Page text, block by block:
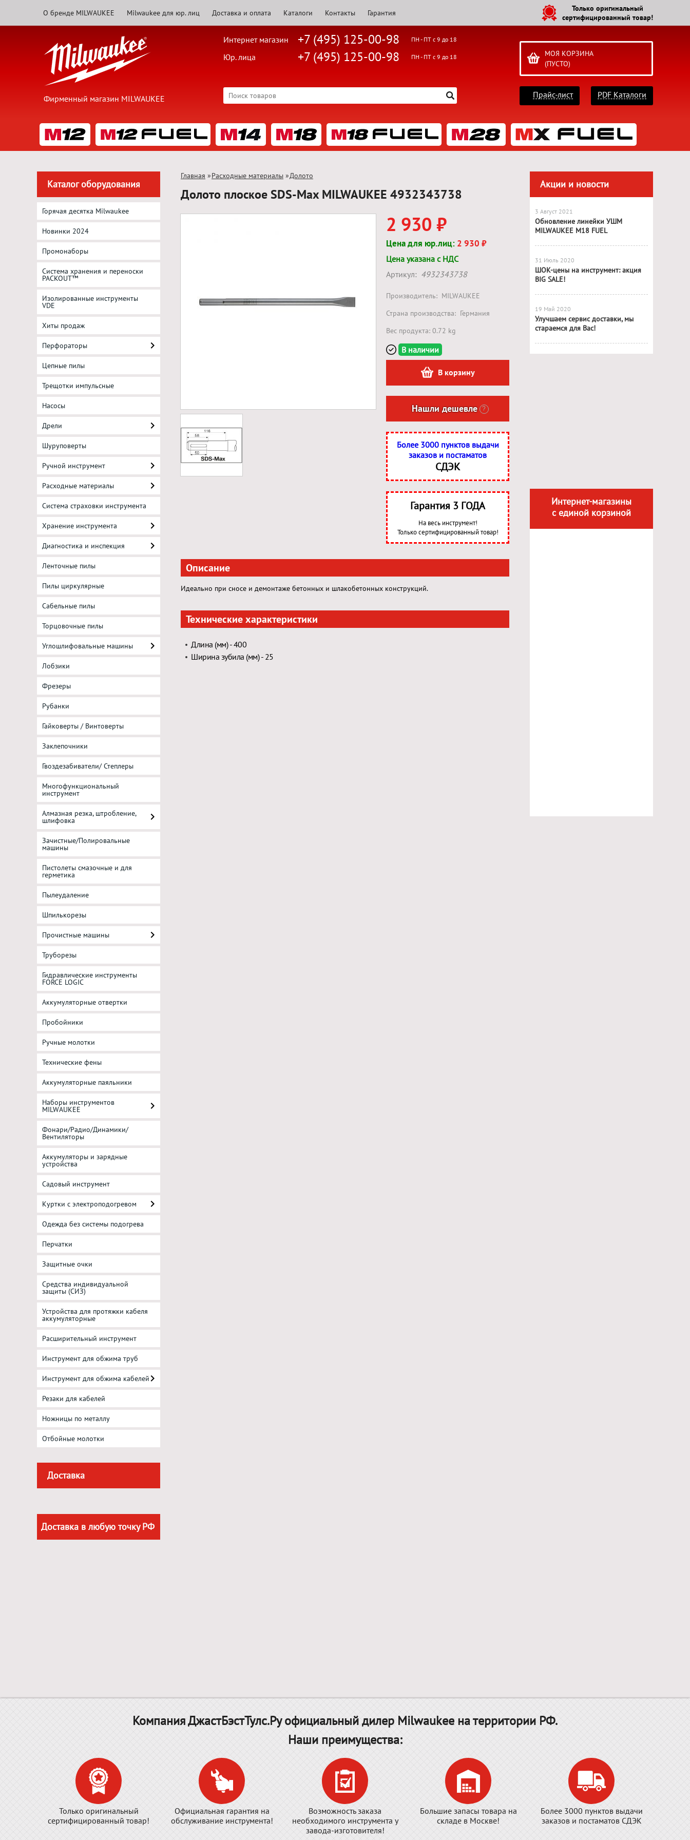
О бренде MILWAUKEE Milwaukee для юр. лиц Доставка и оплата Каталоги Контакты Гарантия
Только оригинальный
сертифицированный товар!
Фирменный магазин MILWAUKEE
Интернет магазин +7 (495) 125-00-98 ПН - ПТ с 9 до 18
Юр. лица +7 (495) 125-00-98 ПН - ПТ с 9 до 18
МОЯ КОРЗИНА
(ПУСТО)
Прайс-лист PDF Каталоги
Каталог оборудования
Горячая десятка Milwaukee
Новинки 2024
Промонаборы
Система хранения и переноски
PACKOUT™
Изолированные инструменты
VDE
Хиты продаж
Перфораторы
Цепные пилы
Трещотки импульсные
Насосы
Дрели
Шуруповерты
Ручной инструмент
Расходные материалы
Система страховки инструмента
Хранение инструмента
Диагностика и инспекция
Ленточные пилы
Пилы циркулярные
Сабельные пилы
Торцовочные пилы
Углошлифовальные машины
Лобзики
Фрезеры
Рубанки
Гайковерты / Винтоверты
Заклепочники
Гвоздезабиватели/ Степлеры
Многофункциональный
инструмент
Алмазная резка, штробление,
шлифовка
Зачистные/Полировальные
машины
Пистолеты смазочные и для
герметика
Пылеудаление
Шпилькорезы
Прочистные машины
Труборезы
Гидравлические инструменты
FORCE LOGIC
Аккумуляторные отвертки
Пробойники
Ручные молотки
Технические фены
Аккумуляторные паяльники
Наборы инструментов
MILWAUKEE
Фонари/Радио/Динамики/
Вентиляторы
Аккумуляторы и зарядные
устройства
Садовый инструмент
Куртки с электроподогревом
Одежда без системы подогрева
Перчатки
Защитные очки
Средства индивидуальной
защиты (СИЗ)
Устройства для протяжки кабеля
аккумуляторные
Расширительный инструмент
Инструмент для обжима труб
Инструмент для обжима кабелей
Резаки для кабелей
Ножницы по металлу
Отбойные молотки
Доставка
Доставка в любую точку РФ
Главная »Расходные материалы »Долото
Долото плоское SDS-Max MILWAUKEE 4932343738
2 930 ₽
Цена для юр.лиц: 2 930 ₽
Цена указана с НДС
Артикул: 4932343738
Производитель: MILWAUKEE
Страна производства: Германия
Вес продукта: 0.72 kg
В наличии
В корзину
Нашли дешевле ?
Более 3000 пунктов выдачи
заказов и постаматов
СДЭК
Гарантия 3 ГОДА
На весь инструмент!
Только сертифицированный товар!
Описание
Идеально при сносе и демонтаже бетонных и шлакобетонных конструкций.
Технические характеристики
Длина (мм) - 400
Ширина зубила (мм) - 25
Акции и новости
3 Август 2021
Обновление линейки УШМ
MILWAUKEE M18 FUEL
31 Июль 2020
ШОК-цены на инструмент: акция
BIG SALE!
19 Май 2020
Улучшаем сервис доставки, мы
стараемся для Вас!
Интернет-магазины
с единой корзиной
Компания ДжастБэстТулс.Ру официальный дилер Milwaukee на территории РФ.
Наши преимущества:
Только оригинальный
сертифицированный товар!
Официальная гарантия на
обслуживание инструмента!
Возможность заказа
необходимого инструмента у
завода-изготовителя!
Большие запасы товара на
складе в Москве!
Более 3000 пунктов выдачи
заказов и постаматов СДЭК